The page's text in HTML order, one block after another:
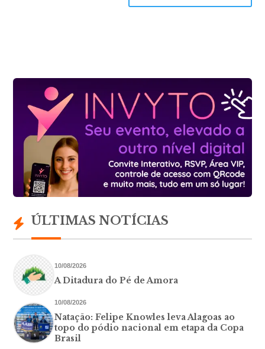
ÚLTIMAS NOTÍCIAS
10/08/2026
A Ditadura do Pé de Amora
10/08/2026
Natação: Felipe Knowles leva Alagoas ao
topo do pódio nacional em etapa da Copa
Brasil